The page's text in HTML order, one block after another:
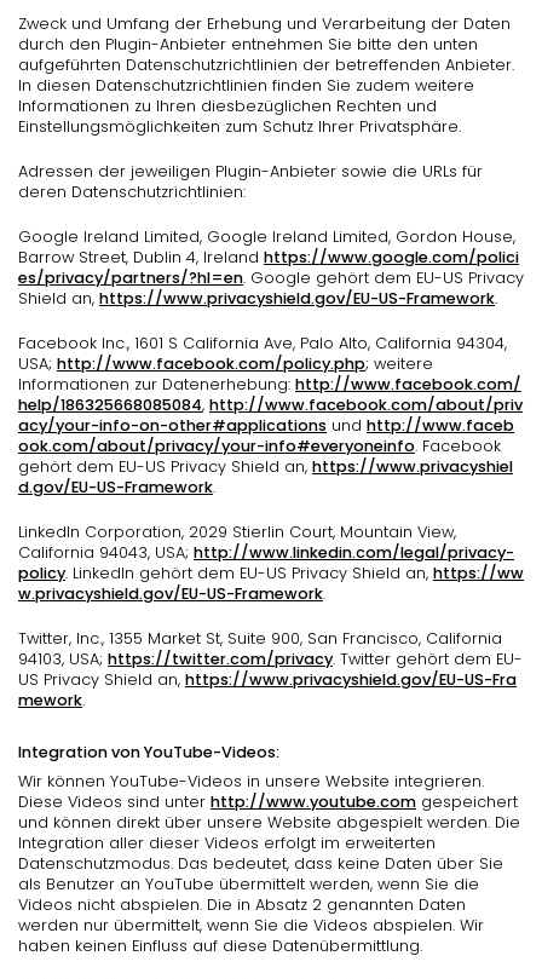
Zweck und Umfang der Erhebung und Verarbeitung der Daten
durch den Plugin-Anbieter entnehmen Sie bitte den unten
aufgeführten Datenschutzrichtlinien der betreffenden Anbieter.
In diesen Datenschutzrichtlinien finden Sie zudem weitere
Informationen zu Ihren diesbezüglichen Rechten und
Einstellungsmöglichkeiten zum Schutz Ihrer Privatsphäre.
Adressen der jeweiligen Plugin-Anbieter sowie die URLs für
deren Datenschutzrichtlinien:
Google Ireland Limited, Google Ireland Limited, Gordon House,
Barrow Street, Dublin 4, Ireland https://www.google.com/polici
es/privacy/partners/?hl=en. Google gehört dem EU-US Privacy
Shield an, https://www.privacyshield.gov/EU-US-Framework.
Facebook Inc., 1601 S California Ave, Palo Alto, California 94304,
USA; http://www.facebook.com/policy.php; weitere
Informationen zur Datenerhebung: http://www.facebook.com/
help/186325668085084, http://www.facebook.com/about/priv
acy/your-info-on-other#applications und http://www.faceb
ook.com/about/privacy/your-info#everyoneinfo. Facebook
gehört dem EU-US Privacy Shield an, https://www.privacyshiel
d.gov/EU-US-Framework.
LinkedIn Corporation, 2029 Stierlin Court, Mountain View,
California 94043, USA; http://www.linkedin.com/legal/privacy-
policy. LinkedIn gehört dem EU-US Privacy Shield an, https://ww
w.privacyshield.gov/EU-US-Framework.
Twitter, Inc., 1355 Market St, Suite 900, San Francisco, California
94103, USA; https://twitter.com/privacy. Twitter gehört dem EU-
US Privacy Shield an, https://www.privacyshield.gov/EU-US-Fra
mework.
Integration von YouTube-Videos:
Wir können YouTube-Videos in unsere Website integrieren.
Diese Videos sind unter http://www.youtube.com gespeichert
und können direkt über unsere Website abgespielt werden. Die
Integration aller dieser Videos erfolgt im erweiterten
Datenschutzmodus. Das bedeutet, dass keine Daten über Sie
als Benutzer an YouTube übermittelt werden, wenn Sie die
Videos nicht abspielen. Die in Absatz 2 genannten Daten
werden nur übermittelt, wenn Sie die Videos abspielen. Wir
haben keinen Einfluss auf diese Datenübermittlung.